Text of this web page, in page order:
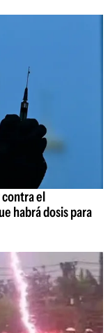
contra el
habrá dosis para